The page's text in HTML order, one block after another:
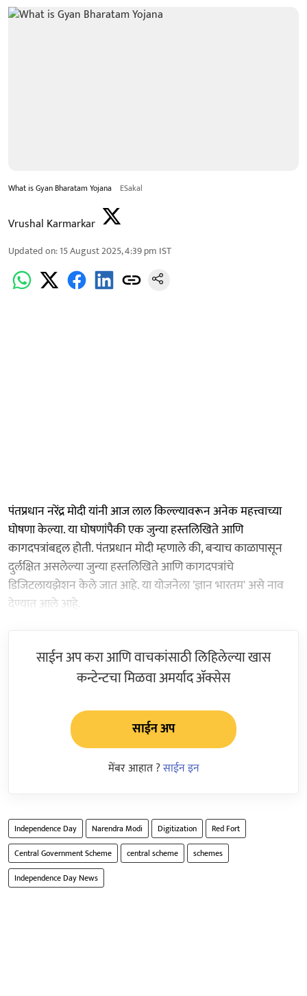
What is Gyan Bharatam Yojana ESakal
Vrushal Karmarkar
Updated on:15 August 2025, 4:39 pm IST
पंतप्रधान नरेंद्र मोदी यांनी आज लाल किल्ल्यावरून अनेक महत्त्वाच्या
घोषणा केल्या. या घोषणांपैकी एक जुन्या हस्तलिखिते आणि
कागदपत्रांबद्दल होती. पंतप्रधान मोदी म्हणाले की, बऱ्याच काळापासून
दुर्लक्षित असलेल्या जुन्या हस्तलिखिते आणि कागदपत्रांचे
डिजिटलायझेशन केले जात आहे. या योजनेला 'ज्ञान भारतम' असे नाव
देण्यात आले आहे.
साईन अप करा आणि वाचकांसाठी लिहिलेल्या खास
कन्टेन्टचा मिळवा अमर्याद ॲक्सेस
साईन अप
मेंबर आहात ?साईन इन
Independence Day Narendra Modi Digitization
Red Fort
Central Government Scheme
central scheme
schemes
Independence Day News